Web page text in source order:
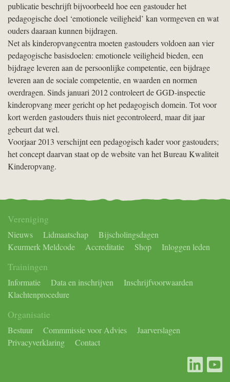
publicatie beschrijft bijvoorbeeld hoe een gastouder het
pedagogische doel ‘emotionele veiligheid’ kan vormgeven en wat
ouders daaraan kunnen bijdragen.
Net als kinderopvangcentra moeten gastouders voldoen aan vier
pedagogische basisdoelen: emotionele veiligheid bieden, een
bijdrage leveren aan de persoonlijke competentie, een bijdrage
leveren aan de sociale competentie, en waarden en normen
overdragen. Sinds januari 2012 controleert deGGD-inspectie
kinderopvang meer gericht op het pedagogisch domein. Tot voor
kort werden gastouders thuis niet gecontroleerd, maar dit jaar
gebeurt dat wel.
Voorjaar 2013 verschijnt een pedagogisch kader voor gastouders;
het concept daarvan staat op de website van het Bureau Kwaliteit
Kinderopvang.
Vereniging
Nieuws Lidmaatschap
Bijscholingsdagen
Keurmerk Meldcode
Accreditatie Shop Inloggen leden
Trainingen
Informatie Data en inschrijven
Inschrijfvoorwaarden
Klachtenprocedure
Organisatie
Bestuur Commmissie voor Advies
Jaarverslagen
Privacyverklaring
Contact